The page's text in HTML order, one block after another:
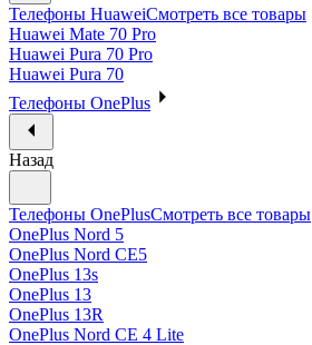
Телефоны HuaweiСмотреть все товары
Huawei Mate 70 Pro
Huawei Pura 70 Pro
Huawei Pura 70
Телефоны OnePlus
Назад
Телефоны OnePlusСмотреть все товары
OnePlus Nord 5
OnePlus Nord CE5
OnePlus 13s
OnePlus 13
OnePlus 13R
OnePlus Nord CE 4 Lite